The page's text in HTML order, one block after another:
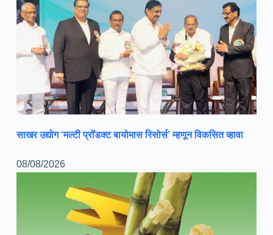
साखर उद्योग ‘मल्टी प्रॉडक्ट बायोमास रिसोर्स’ म्हणून विकसित व्हावा
08/08/2026